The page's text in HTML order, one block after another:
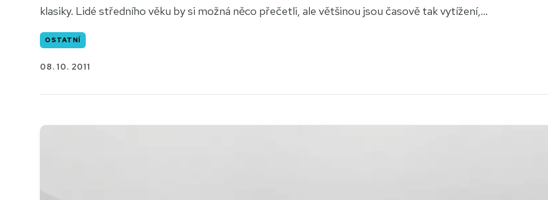
klasiky. Lidé středního věku by si možná něco přečetli, ale většinou jsou časově tak vytížení,...
OSTATNÍ
08. 10. 2011